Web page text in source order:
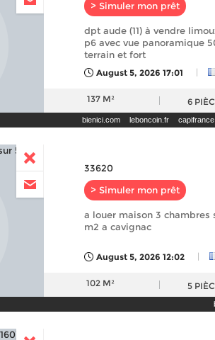
> Simuler mon prêt
dpt aude (11) à vendre
p6 avec vue panoramique
terrain et fort
August 5, 2026 17:01 |
137 M² 6
bienici.com leboncoin.fr
33620
> Simuler mon prêt
a louer maison 3 chambres
m2 a cavignac
August 5, 2026 12:02 |
102 M² 5